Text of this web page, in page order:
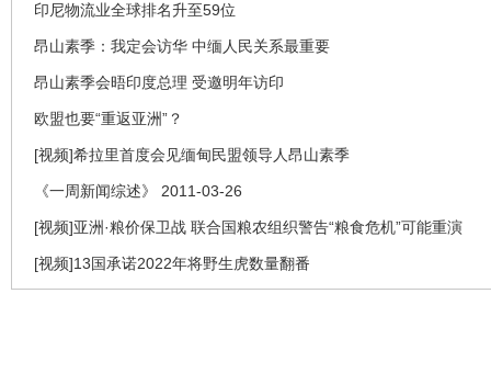
印尼物流业全球排名升至59位
昂山素季：我定会访华 中缅人民关系最重要
昂山素季会晤印度总理 受邀明年访印
欧盟也要“重返亚洲”？
[视频]希拉里首度会见缅甸民盟领导人昂山素季
《一周新闻综述》 2011-03-26
[视频]亚洲·粮价保卫战 联合国粮农组织警告“粮食危机”可能重演
[视频]13国承诺2022年将野生虎数量翻番